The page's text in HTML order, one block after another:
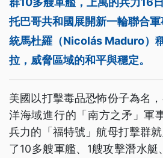
托巴哥共和國展開新一輪聯合
統馬杜羅（Nicolás Maduro）
拉，威脅區域的和平與穩定。
美國以打擊毒品恐怖份子為名
洋海域進行的「南方之矛」軍
兵力的「福特號」航母打擊群
了10多艘軍艦、1艘攻擊潛水